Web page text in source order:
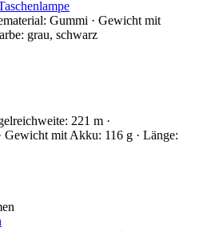
Gummi · Gewicht mit
grau, schwarz
221 m ·
Gewicht mit Akku: 116 g · Länge: